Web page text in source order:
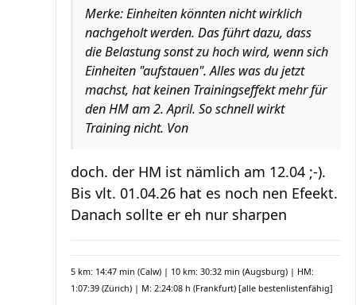
Merke: Einheiten könnten nicht wirklich
nachgeholt werden. Das führt dazu, dass
die Belastung sonst zu hoch wird, wenn sich
Einheiten "aufstauen". Alles was du jetzt
machst, hat keinen Trainingseffekt mehr für
den HM am 2. April. So schnell wirkt
Training nicht. Von
doch. der HM ist nämlich am 12.04 ;-).
Bis vlt. 01.04.26 hat es noch nen Efeekt.
Danach sollte er eh nur sharpen
5 km: 14:47 min (Calw) | 10 km: 30:32 min (Augsburg) | HM:
1:07:39 (Zürich) | M: 2:24:08 h (Frankfurt) [alle bestenlistenfähig]